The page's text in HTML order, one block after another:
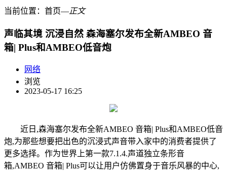
当前位置： 首页―正文
声临其境 沉浸自然 森海塞尔发布全新AMBEO 音
箱| Plus和AMBEO低音炮
网络
浏览
2023-05-17 16:25
近日,森海塞尔发布全新AMBEO 音箱| Plus和AMBEO低音
炮,为那些想要把出色的沉浸式声音带入家中的消费者提供了
更多选择。作为世界上第一款7.1.4.声道独立条形音
箱,AMBEO 音箱| Plus可以让用户仿佛置身于音乐风暴的中心,